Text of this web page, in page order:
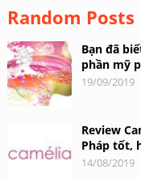
Random Posts
Bạn đã
phần mỹ
19/09/2019
Review
Pháp tốt,
14/08/2019